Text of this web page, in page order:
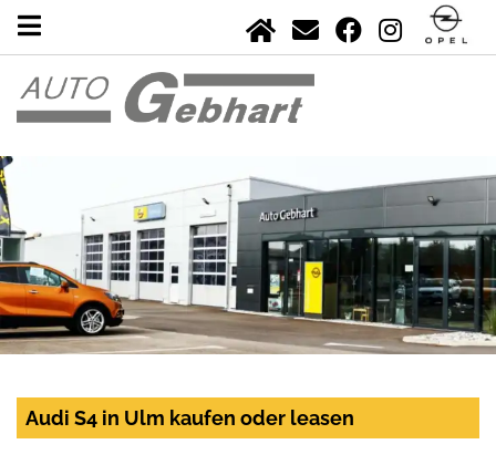
Audi S4 in Ulm kaufen oder leasen